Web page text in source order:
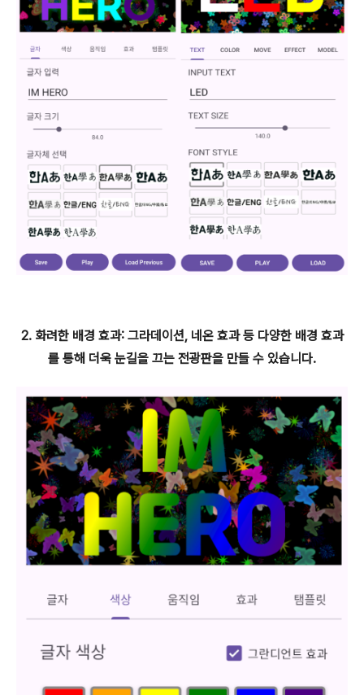
2. 화려한 배경 효과: 그라데이션, 네온 효과 등 다양한 배경 효과
를 통해 더욱 눈길을 끄는 전광판을 만들 수 있습니다.